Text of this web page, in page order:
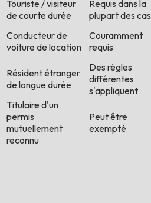
Touriste / visiteur
de courte durée
Requis dans la
plupart des cas
Conducteur de
voiture de location
Couramment
requis
Résident étranger
de longue durée
Des règles
différentes
s'appliquent
Titulaire d'un
permis
mutuellement
reconnu
Peut être
exempté